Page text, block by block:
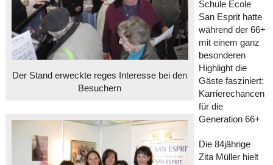
Der Stand erweckte reges Interesse bei den
Besuchern
Schule École
San Esprit hatte
während der 66+
mit einem ganz
besonderen
Highlight die
Gäste fasziniert:
Karrierechancen
für die
Generation 66+
Die 84jährige
Zita Müller hielt